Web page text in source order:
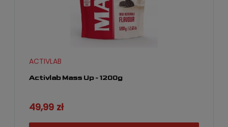
Activlab Mass Up - 1200g
ACTIVLAB
49,99 zł